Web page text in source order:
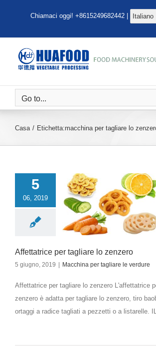
Chiamaci oggi! +8615249682442 |
Go to...
Casa Etichetta:macchina per tagliare lo
5
06, 2019
Affettatrice per tagliare lo
zenzero
Affettatrice per tagliare lo zenzero
5 giugno, 2019 | Macchina per tagliare le verdure
Affettatrice per tagliare lo zenzero L'affettatrice
zenzero è adatta per tagliare lo zenzero, tiro
ortaggi a radice tagliati a pezzetti o a listarelle.